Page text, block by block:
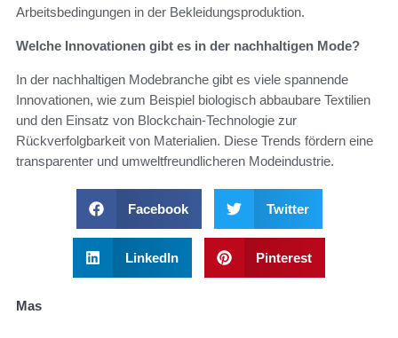
Arbeitsbedingungen in der Bekleidungsproduktion.
Welche Innovationen gibt es in der nachhaltigen Mode?
In der nachhaltigen Modebranche gibt es viele spannende
Innovationen, wie zum Beispiel biologisch abbaubare Textilien
und den Einsatz von Blockchain-Technologie zur
Rückverfolgbarkeit von Materialien. Diese Trends fördern eine
transparenter und umweltfreundlicheren Modeindustrie.
Facebook Twitter
LinkedIn Pinterest
Mas